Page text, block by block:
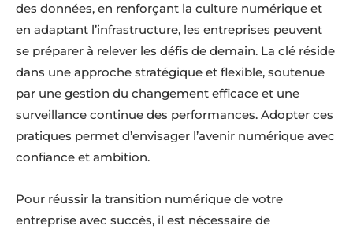
des données, en renforçant la culture numérique et
en adaptant l’infrastructure, les entreprises peuvent
se préparer à relever les défis de demain. La clé réside
dans une approche stratégique et flexible, soutenue
par une gestion du changement efficace et une
surveillance continue des performances. Adopter ces
pratiques permet d’envisager l’avenir numérique avec
confiance et ambition.
Pour réussir la transition numérique de votre
entreprise avec succès, il est nécessaire de